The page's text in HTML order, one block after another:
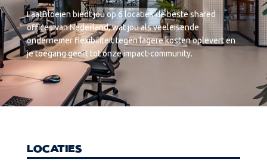
LaatBloeien biedt jou op 6 locaties de beste shared
offices van Nederland, wat jou als veeleisende
ondernemer flexibiliteit tegen lagere kosten oplevert en
je toegang geeft tot onze impact-community.
LOCATIES